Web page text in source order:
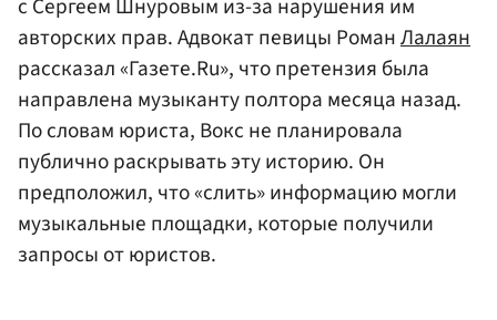
с Сергеем Шнуровым из-за нарушения им
авторских прав. Адвокат певицы РоманЛалаян
рассказал «Газете.Ru», что претензия была
направлена музыканту полтора месяца назад.
По словам юриста, Вокс не планировала
публично раскрывать эту историю. Он
предположил, что «слить» информацию могли
музыкальные площадки, которые получили
запросы от юристов.